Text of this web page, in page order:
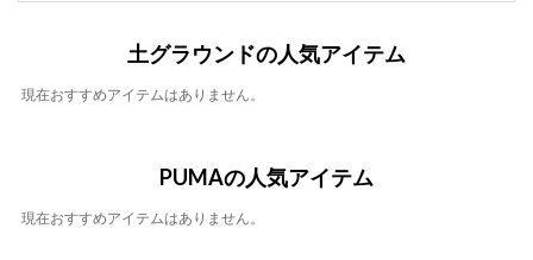
土グラウンドの人気アイテム
現在おすすめアイテムはありません。
PUMAの人気アイテム
現在おすすめアイテムはありません。